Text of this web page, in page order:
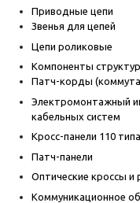
Приводные цепи
Звенья для цепей
Цепи роликовые
Компоненты
Патч-корды
Электромонтажный
кабельных систем
Кросс-панели 110 типа
Патч-панели
Оптические кроссы и
Коммуникационное